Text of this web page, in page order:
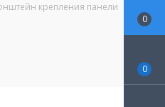
крепления панели
0
0